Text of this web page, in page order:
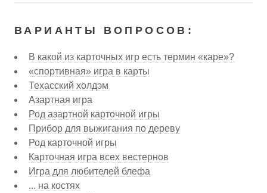
ВАРИАНТЫ ВОПРОСОВ:
В какой из карточных игр есть термин «каре»?
«спортивная» игра в карты
Техасский холдэм
Азартная игра
Род азартной карточной игры
Прибор для выжигания по дереву
Род карточной игры
Карточная игра всех вестернов
Игра для любителей блефа
... на костях